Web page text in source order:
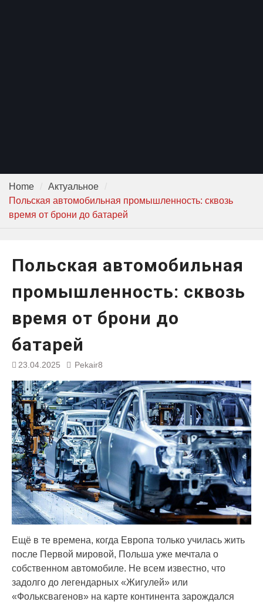
Home
Актуальное
Польская автомобильная промышленность: сквозь
время от брони до батарей
Польская автомобильная
промышленность: сквозь
время от брони до
батарей
23.04.2025 Pekair8
Ещё в те времена, когда Европа только училась жить
после Первой мировой, Польша уже мечтала о
собственном автомобиле. Не всем известно, что
задолго до легендарных «Жигулей» или
«Фольксвагенов» на карте континента зарождался